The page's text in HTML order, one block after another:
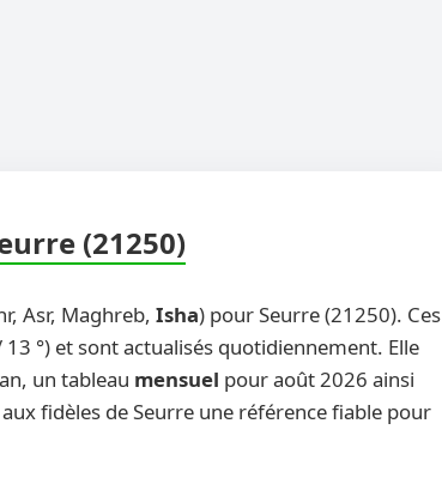
(21250)
Asr, Maghreb, Isha) pour Seurre (21250). Ces
°) et sont actualisés quotidiennement. Elle
un tableau mensuel pour août 2026 ainsi
fidèles de Seurre une référence fiable pour